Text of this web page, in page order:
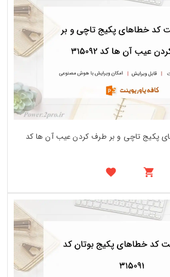
پکیج تاچی و بر طرف کردن عیب آن ها کد